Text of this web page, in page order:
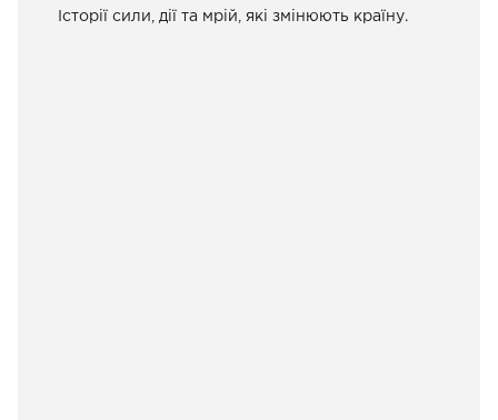
Історії сили, дії та мрій, які змінюють країну.